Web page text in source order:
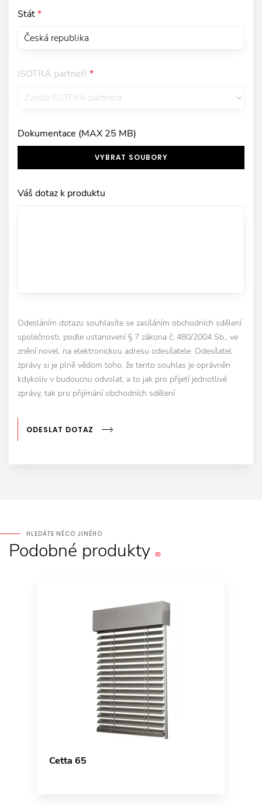
Stát*
ISOTRA partneři *
Dokumentace (MAX 25 MB)
VYBRAT SOUBORY
Váš dotaz k produktu
Odesláním dotazu souhlasíte se zasíláním obchodních sdělení
společnosti, podle ustanovení § 7 zákona č. 480/2004 Sb., ve
znění novel, na elektronickou adresu odesílatele. Odesílatel
zprávy si je plně vědom toho, že tento souhlas je oprávněn
kdykoliv v budoucnu odvolat, a to jak pro přijetí jednotlivé
zprávy, tak pro přijímání obchodních sdělení.
ODESLAT DOTAZ
HLEDÁTE NĚCO JINÉHO
Podobné produkty
Cetta 65